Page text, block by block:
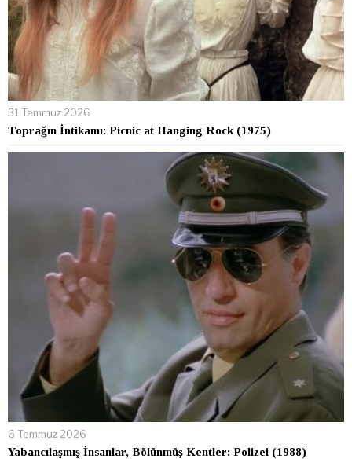
31 Temmuz 2026
Toprağın İntikamı: Picnic at Hanging Rock (1975)
6 Temmuz 2026
Yabancılaşmış İnsanlar, Bölünmüş Kentler: Polizei (1988)